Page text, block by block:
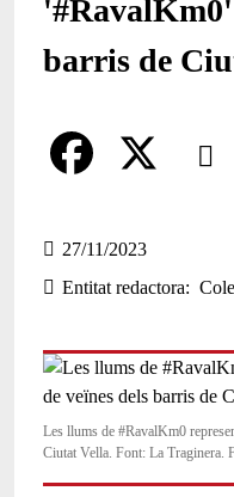
barris de
Comparteix
a
c
b
o
27/11/2023
Entitat redactora
Les llums de #RavalKm0
Ciutat Vella. Font: La Traginera.